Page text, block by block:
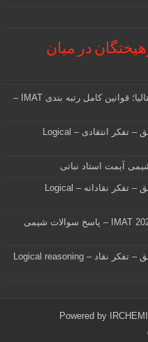
در میان
نحوه رتبه بندی داوطلبان در آزمون آیمت ایتالیا؛ قوانین کامل رتبه بندی IMAT –
نمونه سوالات آیمت ایتالیا – استدلال و منطق – تفکر انتقادی – Logical
شیمی آیمت استاد نباتی
نمونه سوالات آیمت ایتالیا – استدلال و منطق – تفکر نقادانه – Logical
پاسخ سوالات آیمت ۲۰۲۵ ایتالیا – آزمون IMAT 2025 – پاسخ سوالات شیمی
نمونه سوالات آیمت ایتالیا – استدلال و منطق – تفکر نقاد – Logical reasoning
Powered by